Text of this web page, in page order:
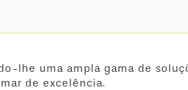
lhe uma ampla gama de
de excelência.